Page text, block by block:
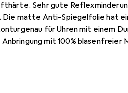
Sehr gute
Die matte Anti-Spiegelfolie hat
für Uhren mit einem
mit 100% blasenfreier
Dipos Displayschutzfolie bietet